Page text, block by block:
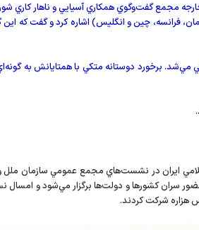
مجمع گفت‌وگوي همكاري آسيايي و ناهار كاري
خارجه در اين گفت‌وگو همچنين به ديدارهايش با 4 وزير خارجه عضو گروه 1+5
برخورد دوستانه متكي با همتايانش به
ايران در نشست‌هاي مجمع عمومي سازمان